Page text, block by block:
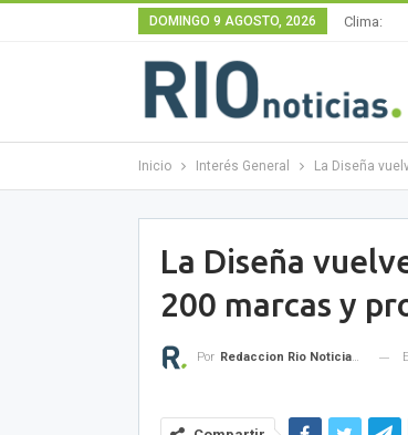
DOMINGO 9 AGOSTO, 2026 Clima:
Inicio Interés General La Diseña
La Diseña
200 marcas y
Por Redaccion Rio Noticias OK